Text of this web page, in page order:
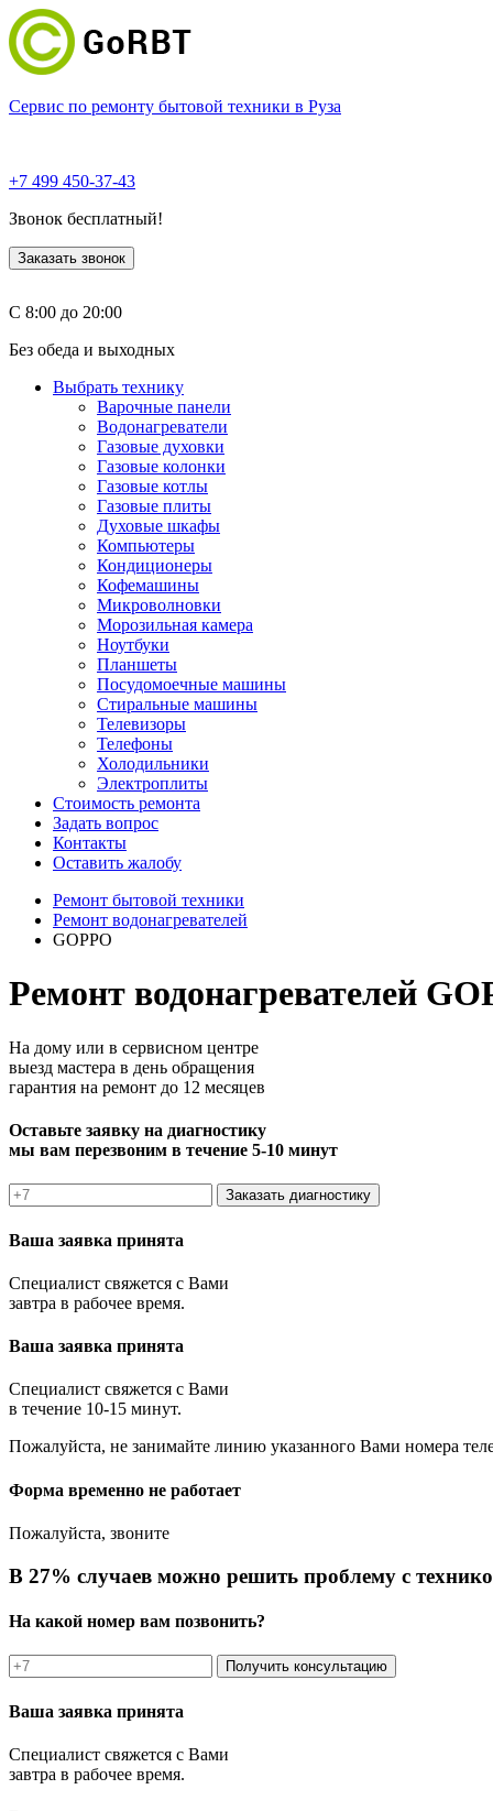
Сервис по ремонту бытовой техники в Руза
+7 499 450-37-43
Звонок бесплатный!
Заказать звонок
С 8:00 до 20:00
Без обеда и выходных
Выбрать технику
Варочные панели
Водонагреватели
Газовые духовки
Газовые колонки
Газовые котлы
Газовые плиты
Духовые шкафы
Компьютеры
Кондиционеры
Кофемашины
Микроволновки
Морозильная камера
Ноутбуки
Планшеты
Посудомоечные машины
Стиральные машины
Телевизоры
Телефоны
Холодильники
Электроплиты
Стоимость ремонта
Задать вопрос
Контакты
Оставить жалобу
Ремонт бытовой техники
Ремонт водонагревателей
GOPPO
Ремонт водонагревателей
На дому или в сервисном центре
выезд мастера в день обращения
гарантия на ремонт до 12 месяцев
Оставьте заявку на диагностику
мы вам перезвоним в течение 5-10 минут
Заказать диагностику
Ваша заявка принята
Специалист свяжется с Вами
завтра в рабочее время.
Ваша заявка принята
Специалист свяжется с Вами
в течение 10-15 минут.
Пожалуйста, не занимайте линию указанного Вами номера
Форма временно не работает
Пожалуйста, звоните
В 27% случаев можно решить проблему с
На какой номер вам позвонить?
Получить консультацию
Ваша заявка принята
Специалист свяжется с Вами
завтра в рабочее время.